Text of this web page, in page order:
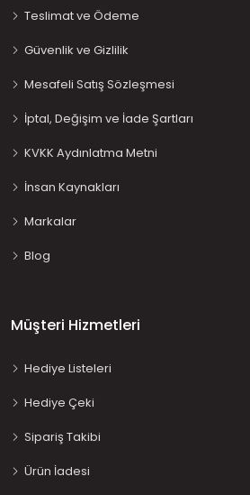
Teslimat ve Ödeme
Güvenlik ve Gizlilik
Mesafeli Satış Sözleşmesi
İptal, Değişim ve İade Şartları
KVKK Aydınlatma Metni
İnsan Kaynakları
Markalar
Blog
Müşteri Hizmetleri
Hediye Listeleri
Hediye Çeki
Sipariş Takibi
Ürün İadesi